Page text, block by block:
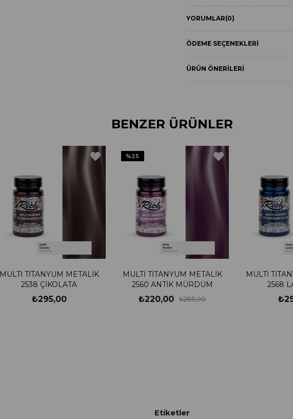
YORUMLAR(0)
ÖDEME SEÇENEKLERI
ÜRÜN ÖNERILERI
BENZER ÜRÜNLER
MULTİ TİTANYUM METALİK
2538 ÇİKOLATA
₺295,00
MULTİ TİTANYUM METALİK
2560 ANTİK MÜRDÜM
₺220,00 ₺295,00
%25
MULTİ
2568
Etiketler